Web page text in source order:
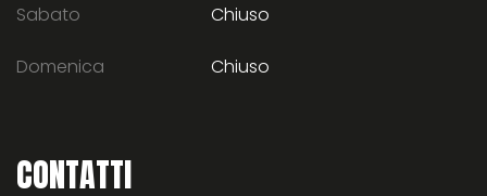
Sabato Chiuso
Domenica Chiuso
CONTATTI